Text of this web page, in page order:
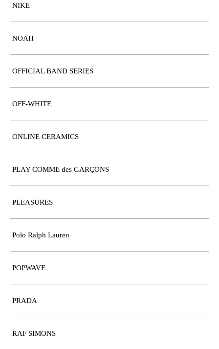
NIKE
NOAH
OFFICIAL BAND SERIES
OFF-WHITE
ONLINE CERAMICS
PLAY COMME des GARÇONS
PLEASURES
Polo Ralph Lauren
POPWAVE
PRADA
RAF SIMONS